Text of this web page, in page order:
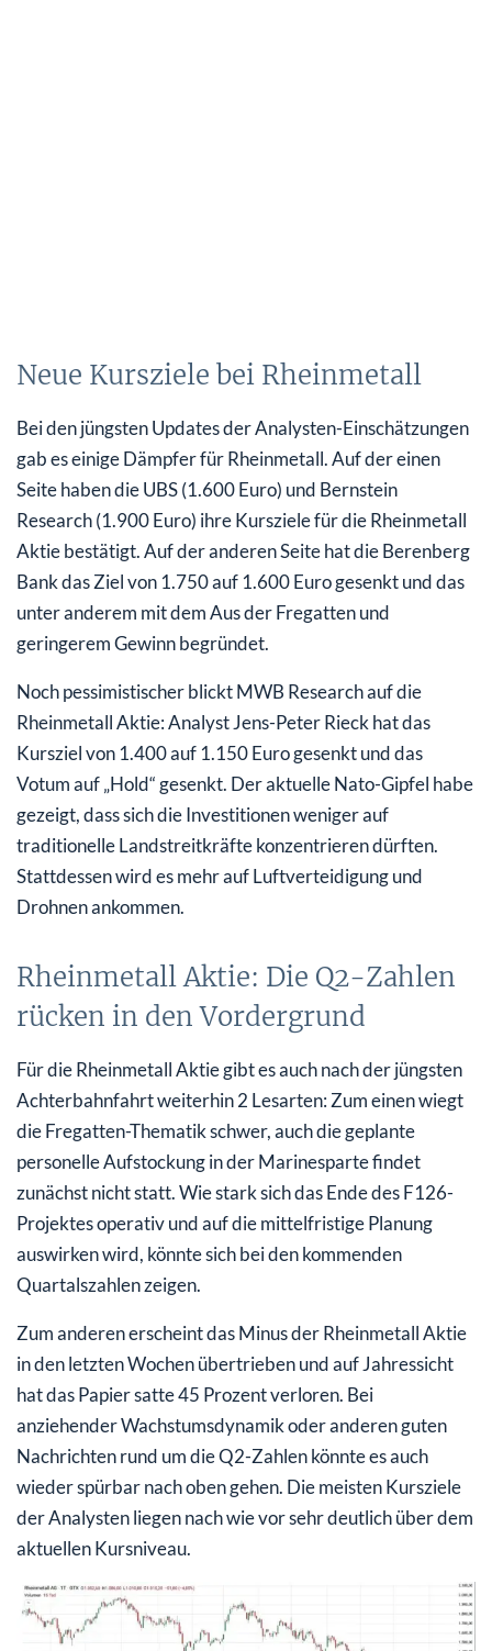
Neue Kursziele bei Rheinmetall
Bei den jüngsten Updates der Analysten-Einschätzungen
gab es einige Dämpfer für Rheinmetall. Auf der einen
Seite haben die UBS (1.600 Euro) und Bernstein
Research (1.900 Euro) ihre Kursziele für die Rheinmetall
Aktie bestätigt. Auf der anderen Seite hat die Berenberg
Bank das Ziel von 1.750 auf 1.600 Euro gesenkt und das
unter anderem mit dem Aus der Fregatten und
geringerem Gewinn begründet.
Noch pessimistischer blickt MWB Research auf die
Rheinmetall Aktie: Analyst Jens-Peter Rieck hat das
Kursziel von 1.400 auf 1.150 Euro gesenkt und das
Votum auf „Hold“ gesenkt. Der aktuelle Nato-Gipfel habe
gezeigt, dass sich die Investitionen weniger auf
traditionelle Landstreitkräfte konzentrieren dürften.
Stattdessen wird es mehr auf Luftverteidigung und
Drohnen ankommen.
Rheinmetall Aktie: Die Q2-Zahlen
rücken in den Vordergrund
Für die Rheinmetall Aktie gibt es auch nach der jüngsten
Achterbahnfahrt weiterhin 2 Lesarten: Zum einen wiegt
die Fregatten-Thematik schwer, auch die geplante
personelle Aufstockung in der Marinesparte findet
zunächst nicht statt. Wie stark sich das Ende des F126-
Projektes operativ und auf die mittelfristige Planung
auswirken wird, könnte sich bei den kommenden
Quartalszahlen zeigen.
Zum anderen erscheint das Minus der Rheinmetall Aktie
in den letzten Wochen übertrieben und auf Jahressicht
hat das Papier satte 45 Prozent verloren. Bei
anziehender Wachstumsdynamik oder anderen guten
Nachrichten rund um die Q2-Zahlen könnte es auch
wieder spürbar nach oben gehen. Die meisten Kursziele
der Analysten liegen nach wie vor sehr deutlich über dem
aktuellen Kursniveau.